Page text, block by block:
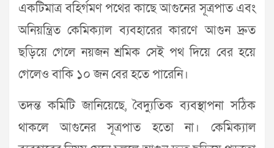
একটিমাত্র বহির্গমণ পথের কাছে আগুনের সূত্রপাত এবং
অনিয়ন্ত্রিত কেমিক্যাল ব্যবহারের কারণে আগুন দ্রুত
ছড়িয়ে গেলে নয়জন শ্রমিক সেই পথ দিয়ে বের হয়ে
গেলেও বাকি ১০ জন বের হতে পারেনি।
তদন্ত কমিটি জানিয়েছে, বৈদ্যুতিক ব্যবস্থাপনা সঠিক
থাকলে আগুনের সূত্রপাত হতো না। কেমিক্যাল